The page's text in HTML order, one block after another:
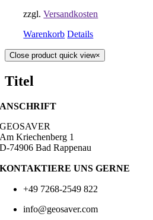
zzgl.Versandkosten
Warenkorb Details
Close product quick view×
Titel
ANSCHRIFT
GEOSAVER
Am Kriechenberg 1
D-74906 Bad Rappenau
KONTAKTIERE UNS GERNE
+49 7268-2549 822
info@geosaver.com